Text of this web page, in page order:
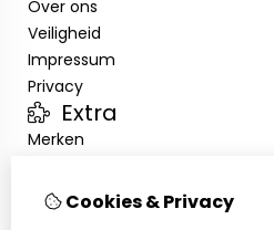
Over ons
Veiligheid
Impressum
Privacy
Extra
Merken
Klantenservice
Cookies & Privacy